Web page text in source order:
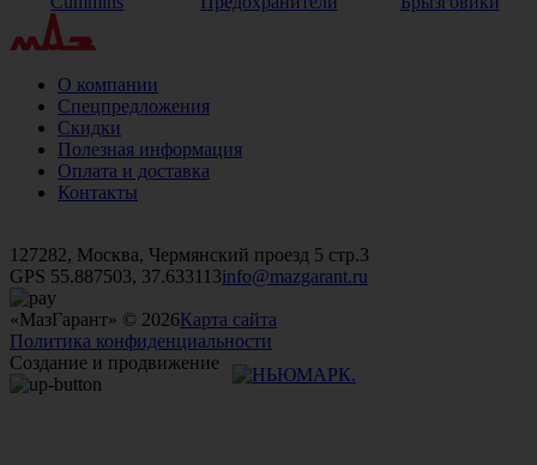
О компании
Спецпредложения
Скидки
Полезная информация
Оплата и доставка
Контакты
127282, Москва, Чермянский проезд 5 стр.3
GPS 55.887503, 37.633113info@mazgarant.ru
«МазГарант» © 2026Карта сайта
Политика конфиденциальности
Создание и продвижение